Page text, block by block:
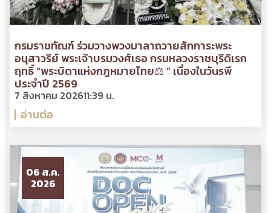
กรมราชทัณฑ์ ร่วมวางพวงมาลาถวายสักการะพระ
อนุสาวรีย์ พระเจ้าบรมวงศ์เธอ กรมหลวงราชบุรีดิเรก
ฤทธิ์ “พระบิดาแห่งกฎหมายไทย⚖ ” เนื่องในวันรพี
ประจำปี 2569
7 สิงหาคม 202611:39 น.
อ่านต่อ
06 ส.ค.
2026